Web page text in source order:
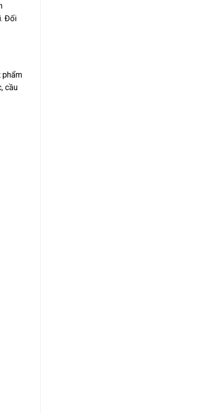
Đối
phẩm
cầu